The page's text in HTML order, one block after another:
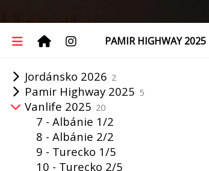
PAMIR HIGHWAY 2025
Jordánsko 2026 2
Pamir Highway 2025 5
Vanlife 2025 20
7 - Albánie 1/2
8 - Albánie 2/2
9 - Turecko 1/5
10 - Turecko 2/5